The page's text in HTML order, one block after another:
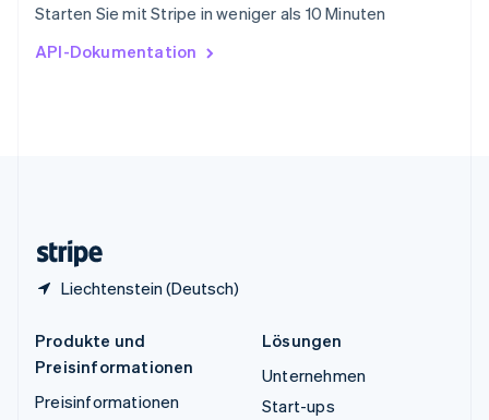
Starten Sie mit Stripe in weniger als 10 Minuten
API-Dokumentation
Liechtenstein (Deutsch)
English
English
Produkte und
Preisinformationen
Preisinformationen
Lösungen
Unternehmen
Start-ups